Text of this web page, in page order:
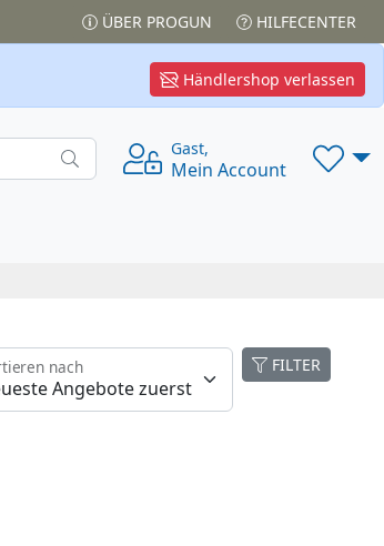
ÜBER PROGUN HILFECENTER
Händlershop verlassen
Gast,
Mein Account
FILTER
nach